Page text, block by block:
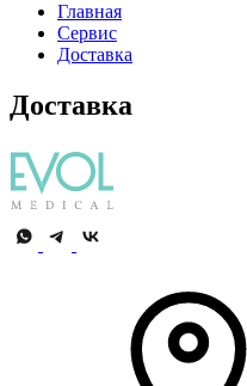
Главная
Сервис
Доставка
Доставка